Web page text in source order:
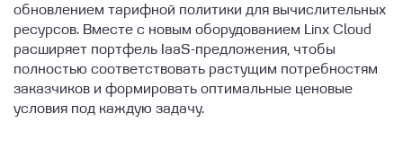
обновлением тарифной политики для вычислительных
ресурсов. Вместе с новым оборудованием Linx Cloud
расширяет портфель IaaS-предложения, чтобы
полностью соответствовать растущим потребностям
заказчиков и формировать оптимальные ценовые
условия под каждую задачу.